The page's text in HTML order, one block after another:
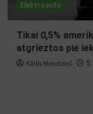
Elektroauto
Tikai 0,5%
atgrieztos pie
Kārlis Mendziņš